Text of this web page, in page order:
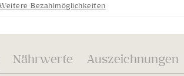
Bezahlmöglichkeiten
Nährwerte Auszeichnungen